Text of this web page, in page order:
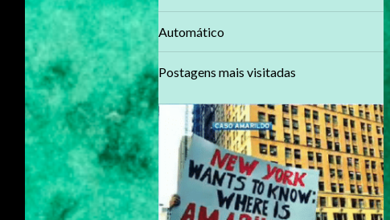
Automático
Postagens mais visitadas